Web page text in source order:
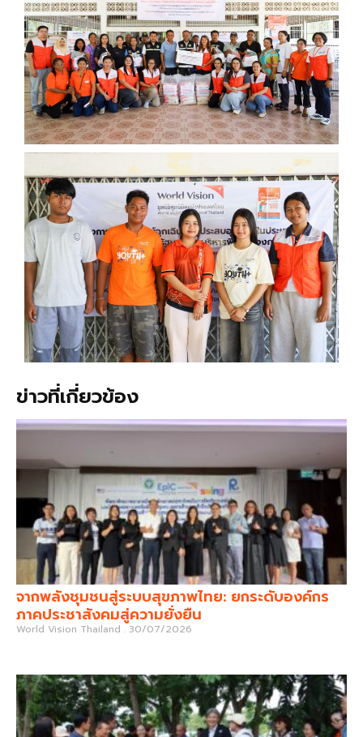
ข่าวที่เกี่ยวข้อง
จากพลังชุมชนสู่ระบบสุขภาพไทย: ยกระดับองค์กร
ภาคประชาสังคมสู่ความยั่งยืน
World Vision Thailand 30/07/2026